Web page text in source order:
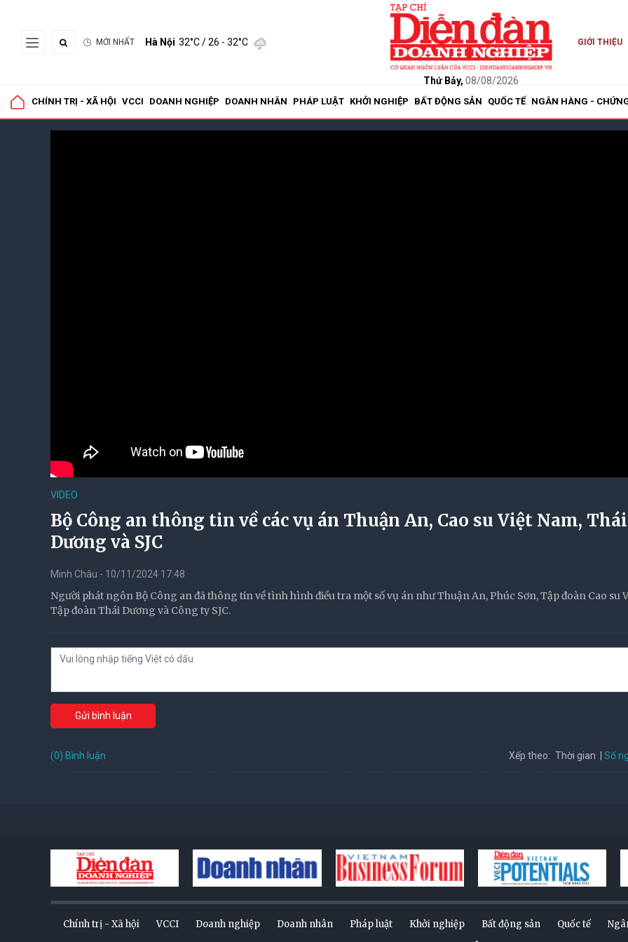
MỚI NHẤT Hà Nội 32°C/ 26 - 32°C
Thứ Bảy, 08/08/2026
GIỚI THIỆU
CHÍNH TRỊ - XÃ HỘI VCCI DOANH NGHIỆP DOANH NHÂN PHÁP LUẬT KHỞI NGHIỆP BẤT ĐỘNG SẢN QUỐC TẾ NGÂN HÀNG -
VIDEO
Bộ Công an thông tin về các vụ án Thuận An, Cao su Việt Nam, Thái
Dương và SJC
Minh Châu - 10/11/2024 17:48
Người phát ngôn Bộ Công an đã thông tin về tình hình điều tra một số vụ án như Thuận An, Phúc Sơn, Tập đoàn Cao su
Tập đoàn Thái Dương và Công ty SJC.
Gửi bình luận
(0) Bình luận Xếp theo: Thời gian Số
Chính trị - Xã hội VCCI Doanh nghiệp Doanh nhân Pháp luật Khởi nghiệp Bất động sản Quốc tế